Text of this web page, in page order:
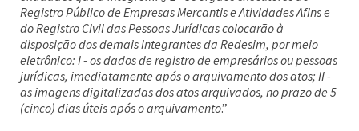
Registro Público de Empresas Mercantis e Atividades Afins e
do Registro Civil das Pessoas Jurídicas colocarão à
disposição dos demais integrantes da Redesim, por meio
eletrônico: I - os dados de registro de empresários ou pessoas
jurídicas, imediatamente após o arquivamento dos atos; II -
as imagens digitalizadas dos atos arquivados, no prazo de 5
(cinco) dias úteis após o arquivamento.”